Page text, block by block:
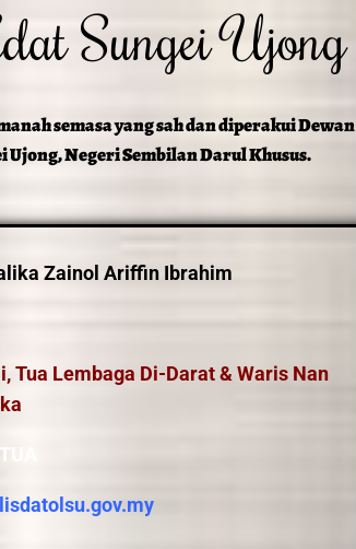
Sungei Ujong
semasa yang sah dan diperakui Dewan
Negeri Sembilan Darul Khusus.
Zainol Ariffin Ibrahim
Tua Lembaga Di-Darat & Waris Nan